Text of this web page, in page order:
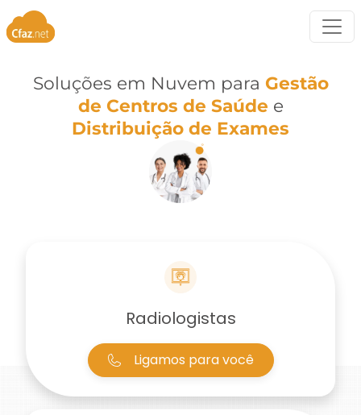
Soluções em Nuvem para Gestão
de Centros de Saúde e
Distribuição de Exames
Radiologistas
Ligamos para você